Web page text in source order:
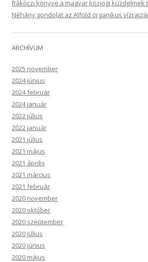
Rákóczi könyve a magyar közjogi küzdelmek
Néhány gondolat az Alföld organikus
ARCHÍVUM
2025 november
2024 június
2024 február
2024 január
2022 július
2022 január
2021 július
2021 május
2021 április
2021 március
2021 február
2020 november
2020 október
2020 szeptember
2020 július
2020 június
2020 május